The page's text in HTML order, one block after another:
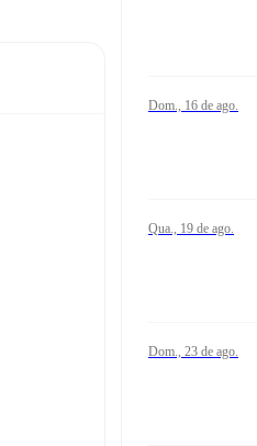
dom., 16 de ago.
qua., 19 de ago.
dom., 23 de ago.